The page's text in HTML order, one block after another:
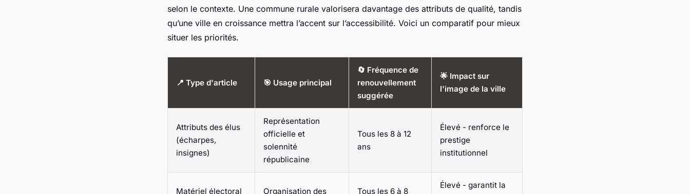
selon le contexte. Une commune rurale valorisera davantage des attributs de qualité, tandis
qu’une ville en croissance mettra l’accent sur l’accessibilité. Voici un comparatif pour mieux
situer les priorités.
📍 Type d'article 🎯 Usage principal
🔄 Fréquence de
renouvellement
suggérée
🌟 Impact sur
l'image de la ville
Attributs des élus
(écharpes,
insignes)
Représentation
officielle et
solennité
républicaine
Tous les 8 à 12
ans
Élevé - renforce le
prestige
institutionnel
Matériel électoral Organisation des Tous les 6 à 8
Élevé - garantit la